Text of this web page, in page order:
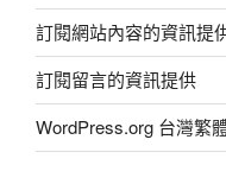
訂閱網站內容的資訊提
訂閱留言的資訊提供
WordPress.org 台灣繁